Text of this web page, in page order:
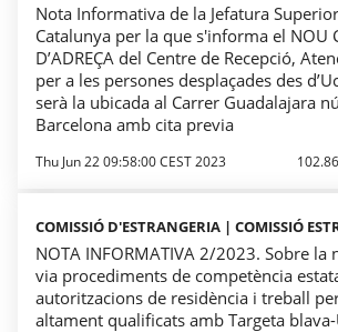
Nota Informativa de la Jefatura
Catalunya per la que s'informa el NOU
D’ADREÇA del Centre de Recepció,
per a les persones desplaçades des
serà la ubicada al Carrer Guadalajara
Barcelona amb cita previa
Thu Jun 22 09:58:00 CEST 2023
COMISSIÓ D'ESTRANGERIA | COMISSIÓ
NOTA INFORMATIVA 2/2023. Sobre la
via procediments de competència
autoritzacions de residència i treball
altament qualificats amb Targeta blava-